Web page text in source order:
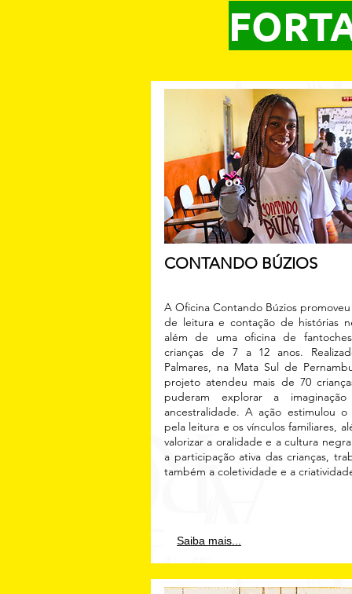
CONTANDO BÚZIOS
A Oficina Contando Búzios
de leitura e contação de histórias
além de uma oficina de
crianças de 7 a 12 anos.
Palmares, na Mata Sul de
projeto atendeu mais de 70
puderam explorar a
ancestralidade. A ação estimulou o
pela leitura e os vínculos familiares,
valorizar a oralidade e a cultura
a participação ativa das crianças,
também a coletividade e a
Saiba mais...